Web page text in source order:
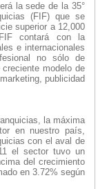
la sede de la 35°
(FIF) que se
superior a 12,000
contará con la
e internacionales
no sólo de
modelo de
publicidad
la máxima
en nuestro país,
con el aval de
el sector tuvo un
del crecimiento
en 3.72% según